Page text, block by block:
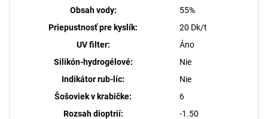
Obsah vody:
55%
Priepustnosť pre kyslík:
20 Dk/t
UV filter:
Áno
Silikón-hydrogélové:
Nie
Indikátor rub-líc:
Nie
Šošoviek v krabičke:
6
Rozsah dioptrií:
-1.50